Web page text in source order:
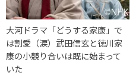
大河ドラマ「どうする家康」で
は割愛（涙）武田信玄と徳川家
康の小競り合いは既に始まって
いた